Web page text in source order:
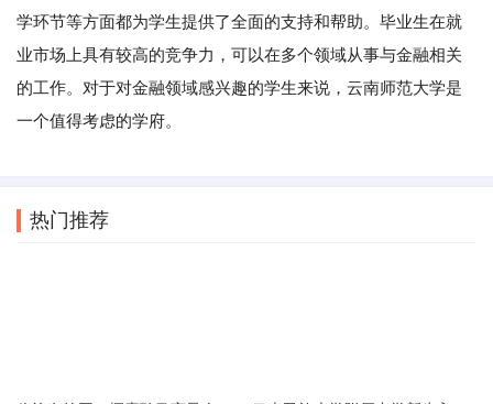
学环节等方面都为学生提供了全面的支持和帮助。毕业生在就
业市场上具有较高的竞争力，可以在多个领域从事与金融相关
的工作。对于对金融领域感兴趣的学生来说，云南师范大学是
一个值得考虑的学府。
热门推荐